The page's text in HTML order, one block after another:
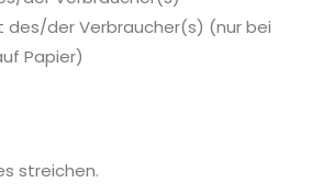
des/der Verbraucher(s) (nur bei
Papier)
streichen.